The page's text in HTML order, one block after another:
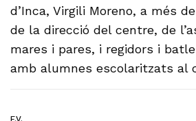
d’Inca, Virgili Moreno, a més
de la direcció del centre, de
mares i pares, i regidors i
amb alumnes escolaritzats al